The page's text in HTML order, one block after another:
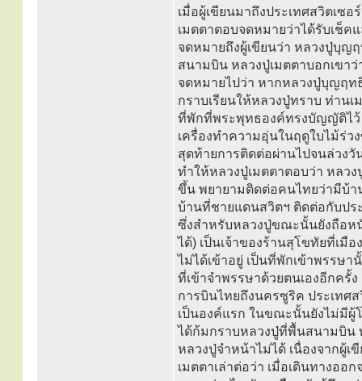
เมื่อผู้เขียนมาถึงประเทศสวิตเซ
เมตตาตอบจดหมายว่าได้รับเช็ค
จดหมายถึงผู้เขียนว่า หลวงปู่บุญ
สนามบิน หลวงปู่เมตตาบอกเขา
จดหมายไปว่า หากหลวงปู่บุญฤท
กราบเรียนให้หลวงปู่ทราบ ท่าน
ที่พักที่พระพุทธองค์ทรงบัญญัติไว้
เครื่องทำความอุ่นในฤดูใบไม้ร่ว
สุดท้ายการติดต่อผ่านไปจนล่วงวั
ทำให้หลวงปู่เมตตาตอบว่า หลว
ขึ้น พยายามติดต่อคนไทยว่ามีบ้า
บ้านที่ชายแดนสวิตฯ ติดต่อกับปร
ซึ่งสำหรับหลวงปู่ขณะนั้นยังถือห
ได้) เป็นเจ้าของร้านสุโขทัยที่เมื
ไม่ได้เข้าอยู่ เป็นที่พักเข้าพรรษ
ที่เข้าจำพรรษาด้วยตนเองอีกครั้
การบินไทยถึงนครซูริค ประเทศ
เป็นองค์แรก ในขณะนั้นยังไม่มีผู้
ได้ก้มกราบหลวงปู่ที่พื้นสนามบิน
หลวงปู่จำหน้าไม่ได้ เนื่องจากผู้
เมตตาเล่าต่อว่า เมื่อเดินทางอ